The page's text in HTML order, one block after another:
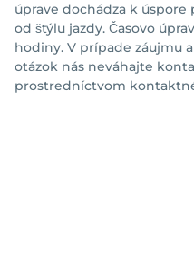
úprave dochádza k úspore
od štýlu jazdy. Časovo
hodiny. V prípade záujmu
otázok nás neváhajte
prostredníctvom